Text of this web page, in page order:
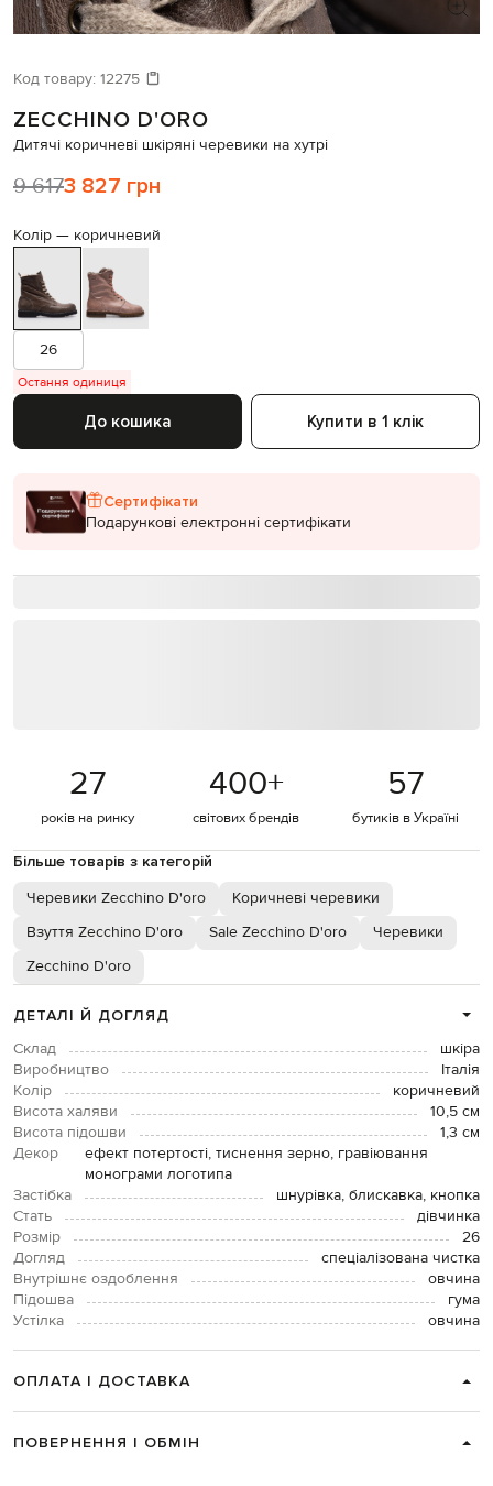
Код товару: 12275
ZECCHINO D'ORO
Дитячі коричневі шкіряні черевики на хутрі
9 6173 827 грн
Колір — коричневий
26
Остання одиниця
До кошика Купити в 1 клік
Сертифікати
Подарункові електронні сертифікати
27
років на ринку
400+
світових брендів
57
бутиків в Україні
Більше товарів з категорій
Черевики Zecchino D'oro
Коричневі черевики
Взуття Zecchino D'oro
Sale Zecchino D'oro
Черевики
Zecchino D'oro
ДЕТАЛІ Й ДОГЛЯД
Склад
шкіра
Виробництво
Італія
Колір
коричневий
Висота халяви
10,5 см
Висота підошви
1,3 см
Декор
ефект потертості, тиснення зерно, гравіювання
монограми логотипа
Застібка
шнурівка, блискавка, кнопка
Стать
дівчинка
Розмір
26
Догляд
спеціалізована чистка
Внутрішнє оздоблення
овчина
Підошва
гума
Устілка
овчина
ОПЛАТА І ДОСТАВКА
ПОВЕРНЕННЯ І ОБМІН